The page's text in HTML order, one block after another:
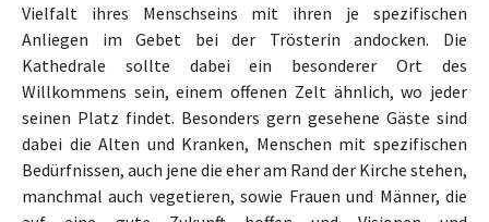
Vielfalt ihres Menschseins mit ihren je spezifischen
Anliegen im Gebet bei der Trösterin andocken. Die
Kathedrale sollte dabei ein besonderer Ort des
Willkommens sein, einem offenen Zelt ähnlich, wo jeder
seinen Platz findet. Besonders gern gesehene Gäste sind
dabei die Alten und Kranken, Menschen mit spezifischen
Bedürfnissen, auch jene die eher am Rand der Kirche stehen,
manchmal auch vegetieren, sowie Frauen und Männer, die